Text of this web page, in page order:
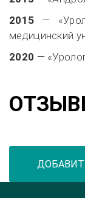
2015 —
медицинский
2020 —